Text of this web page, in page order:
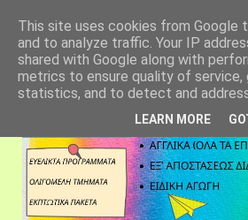
This site uses cookies from Google
and to analyze traffic. Your IP
shared with Google along with
metrics to ensure quality of service,
statistics, and to detect and
LEARN MORE